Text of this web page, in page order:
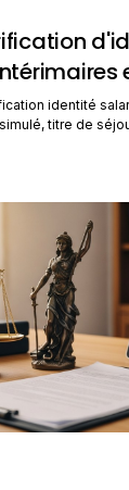
identité
titre de